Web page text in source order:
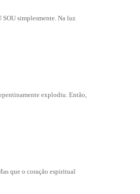
simplesmente. Na luz
explodiu. Então,
que o coração espiritual